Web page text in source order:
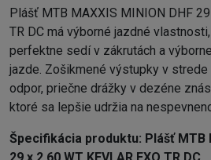
Plášť MTB MAXXIS MINION DHF 29
TR DC má výborné jazdné
perfektne sedí v zákrutách a
jazde. Zošikmené výstupky v
odpor, priečne drážky v dezéne
ktoré sa lepšie udržia na
Špecifikácia produktu: Plášť MTB